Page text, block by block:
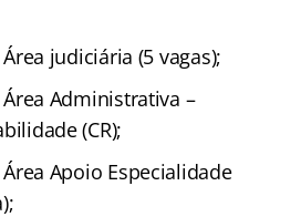
judiciária (5 vagas);
Administrativa –
(CR);
Apoio Especialidade